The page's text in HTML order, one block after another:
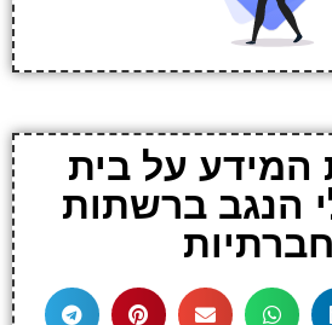
על בית
הנגב ברשתות